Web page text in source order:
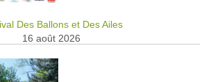
Des Ballons et Des Ailes
16 août 2026